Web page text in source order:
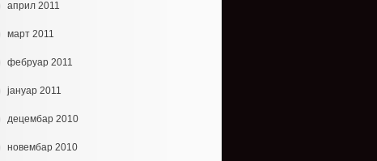
април 2011
март 2011
фебруар 2011
јануар 2011
децембар 2010
новембар 2010